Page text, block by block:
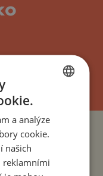
MÍSTA
BULGARIAN
ENGLISH
GERMAN
a analýze
cookie.
našich
reklamními